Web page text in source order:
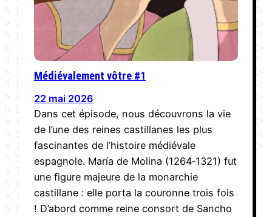
Médiévalement vôtre #1
22 mai 2026
Dans cet épisode, nous découvrons la vie
de l’une des reines castillanes les plus
fascinantes de l’histoire médiévale
espagnole. María de Molina (1264‑1321) fut
une figure majeure de la monarchie
castillane : elle porta la couronne trois fois
! D’abord comme reine consort de Sancho